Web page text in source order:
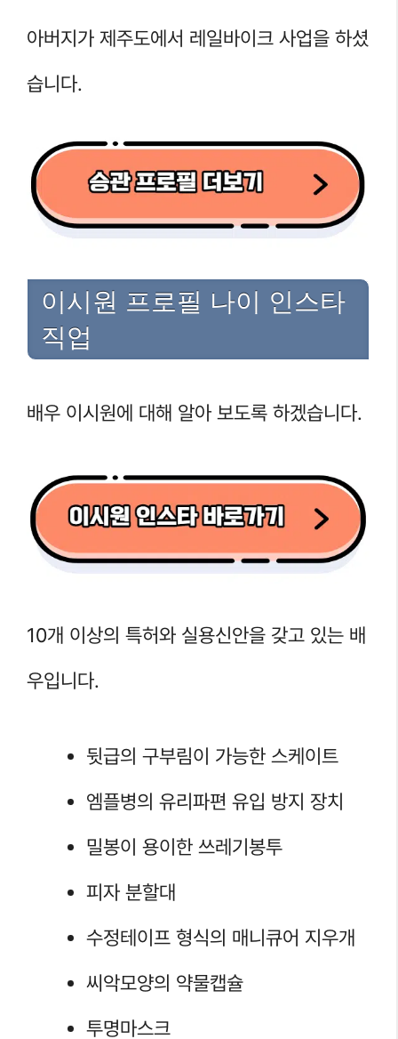
아버지가 제주도에서 레일바이크 사업을 하셨
습니다.
이시원 프로필 나이 인스타
직업
배우 이시원에 대해 알아 보도록 하겠습니다.
10개 이상의 특허와 실용신안을 갖고 있는 배
우입니다.
뒷급의 구부림이 가능한 스케이트
엠플병의 유리파편 유입 방지 장치
밀봉이 용이한 쓰레기봉투
피자 분할대
수정테이프 형식의 매니큐어 지우개
씨악모양의 약물캡슐
투명마스크